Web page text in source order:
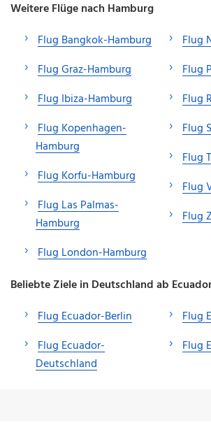
Weitere Flüge nach Hamburg
Flug Bangkok-Hamburg
Flug Graz-Hamburg
Flug Ibiza-Hamburg
Flug Kopenhagen-
Hamburg
Flug Korfu-Hamburg
Flug Las Palmas-
Hamburg
Flug London-Hamburg
Flug
Flug
Flug
Flug
Flug
Flug
Flug
Beliebte Ziele in Deutschland ab
Flug Ecuador-Berlin
Flug Ecuador-
Deutschland
Flug
Flug